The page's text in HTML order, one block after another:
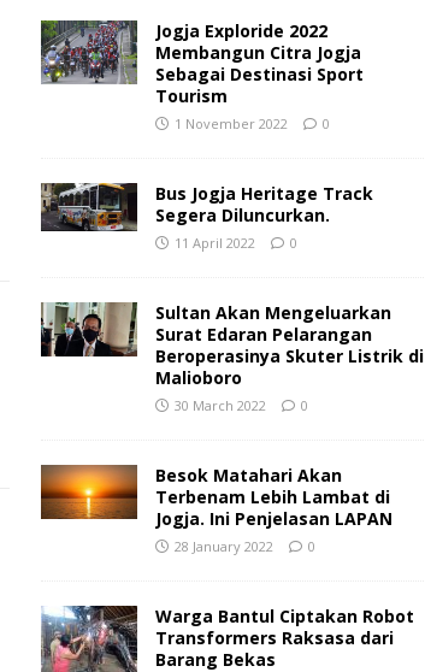
Jogja Exploride 2022
Membangun Citra Jogja
Sebagai Destinasi Sport
Tourism
1 November 2022 0
Bus Jogja Heritage Track
Segera Diluncurkan.
11 April 2022 0
Sultan Akan Mengeluarkan
Surat Edaran Pelarangan
Beroperasinya Skuter Listrik di
Malioboro
30 March 2022 0
Besok Matahari Akan
Terbenam Lebih Lambat di
Jogja. Ini Penjelasan LAPAN
28 January 2022 0
Warga Bantul Ciptakan Robot
Transformers Raksasa dari
Barang Bekas